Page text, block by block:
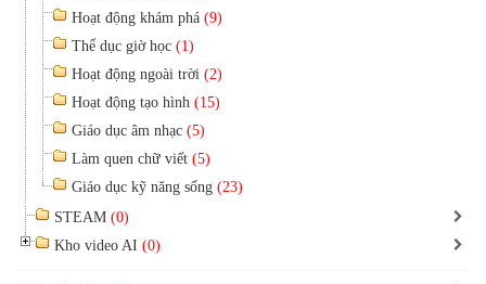
Hoạt động khám phá (9)
Thể dục giờ học (1)
Hoạt động ngoài trời (2)
Hoạt động tạo hình (15)
Giáo dục âm nhạc (5)
Làm quen chữ viết (5)
Giáo dục kỹ năng sống (23)
STEAM (0)
Kho video AI (0)